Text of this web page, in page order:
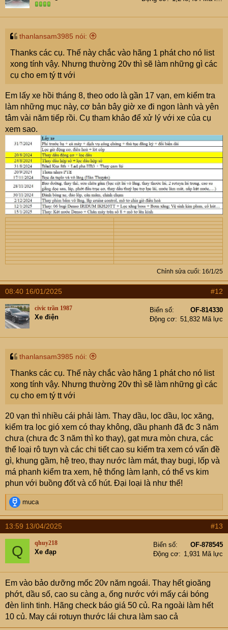
thanlansam3985 nói:
Thanks các cụ. Thế này chắc vào hãng 1 phát cho nó list
xong tính vậy. Nhưng thường 20v thì sẽ làm những gì các
cụ cho em tý tt với
Em lấy xe hồi tháng 8, theo odo là gần 17 vạn, em kiểm tra
làm những mục này, cơ bản bây giờ xe đi ngon lành và yên
tâm vài năm tiếp rồi. Cụ tham khảo để xử lý với xe của cụ
xem sao.
Chỉnh sửa cuối: 16/1/25
08:40 16/01/2025 #12
civic trần 1987
Xe điện
Biển số
OF-814330
Động cơ
51,832 Mã lực
thanlansam3985 nói:
Thanks các cụ. Thế này chắc vào hãng 1 phát cho nó list
xong tính vậy. Nhưng thường 20v thì sẽ làm những gì các
cụ cho em tý tt với
20 vạn thì nhiều cái phải làm. Thay dầu, lọc dầu, lọc xăng,
kiểm tra lọc gió xem có thay không, dầu phanh đã đc 3 năm
chưa (chưa đc 3 năm thì ko thay), gạt mưa mòn chưa, các
thể loại rô tuyn và các chi tiết cao su kiểm tra xem có vấn đề
gì, khung gầm, hệ treo, thay nước làm mát, thay bugi, lốp và
má phanh kiểm tra xem, hệ thống làm lạnh, có thể vs kim
phun với buồng đốt và cổ hút. Đại loại là như thế!
R
e
a
c
t
i
n
s
:
muca
13:59 13/04/2025 #13
Q qhuy218
Xe đạp
Biển số
OF-878545
Động cơ
1,931 Mã lực
Em vào bảo dưỡng mốc 20v năm ngoái. Thay hết gioăng
phớt, dầu số, cao su càng a, ống nước với mấy cái bóng
đèn linh tinh. Hãng check báo giá 50 củ. Ra ngoài làm hết
10 củ. May cái rotuyn thước lái chưa làm sao cả